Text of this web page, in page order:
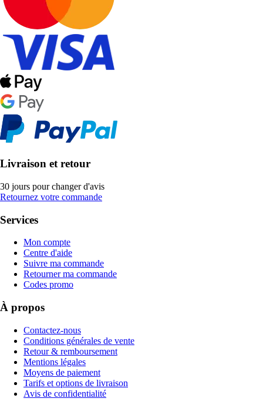
Livraison et retour
30 jours pour changer d'avis
Retournez votre commande
Services
Mon compte
Centre d'aide
Suivre ma commande
Retourner ma commande
Codes promo
À propos
Contactez-nous
Conditions générales de vente
Retour & remboursement
Mentions légales
Moyens de paiement
Tarifs et options de livraison
Avis de confidentialité